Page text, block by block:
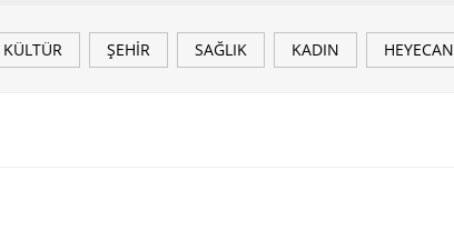
KÜLTÜR ŞEHİR SAĞLIK KADIN HEYECAN